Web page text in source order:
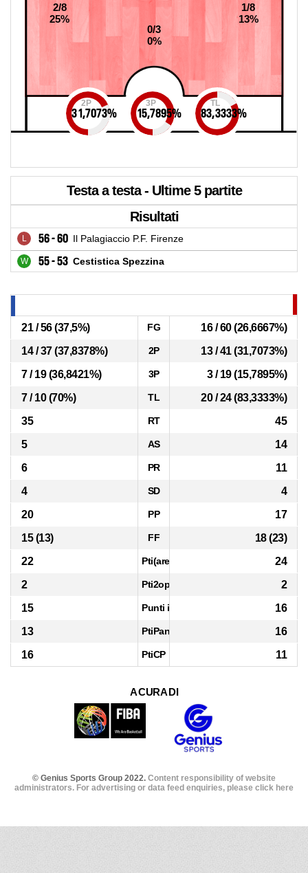
0/3
0%
2/8
25%
1/8
13%
2P
31,7073%
3P
15,7895%
TL
83,3333%
Testa a testa - Ultime 5 partite
Risultati
56 - 60 Il Palagiaccio P.F. Firenze
55 - 53 Cestistica Spezzina
21 / 56 (37,5%) FG
16 / 60 (26,6667%)
14 / 37 (37,8378%)
2P
13 / 41 (31,7073%)
7 / 19 (36,8421%)
3P
3 / 19 (15,7895%)
7 / 10 (70%)
TL
20 / 24 (83,3333%)
35
RT
45
5
AS
14
6
PR
11
4
SD
4
20
PP
17
15 (13)
FF
18 (23)
22
Pti(area)
24
2
Pti2opp
2
15
Punti in contropiede
16
13
PtiPanch
16
16
PtiCP 11
A CURA DI
© Genius Sports Group 2022. Content responsibility of website
administrators. For advertising or data feed enquiries, please click here